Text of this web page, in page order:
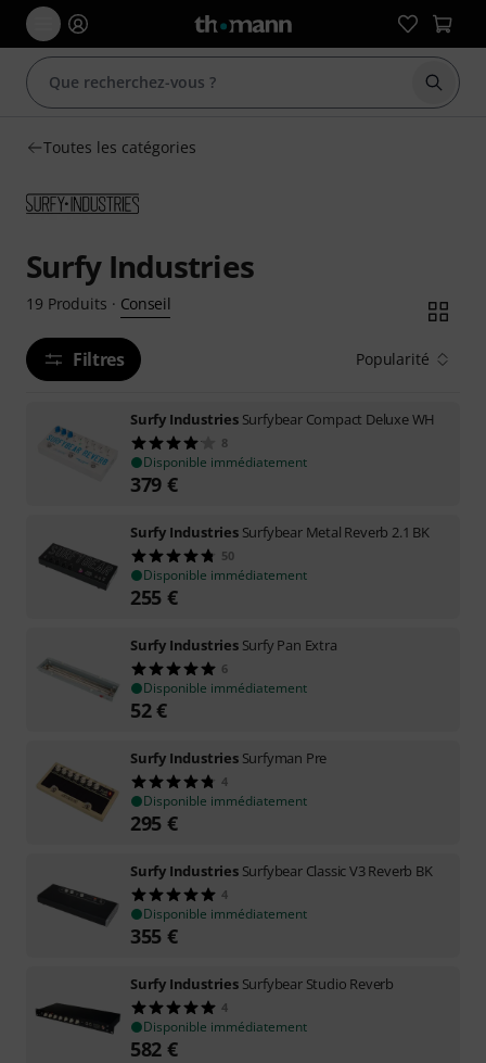
Toutes les catégories
Surfy Industries
19 Produits · Conseil
Filtres Popularité
Surfy Industries Surfybear Compact Deluxe WH
8
Disponible immédiatement
379 €
Surfy Industries Surfybear Metal Reverb 2.1 BK
50
Disponible immédiatement
255 €
Surfy Industries Surfy Pan Extra
6
Disponible immédiatement
52€
Surfy Industries Surfyman Pre
4
Disponible immédiatement
295 €
Surfy Industries Surfybear Classic V3 Reverb BK
4
Disponible immédiatement
355 €
Surfy Industries Surfybear Studio Reverb
4
Disponible immédiatement
582 €